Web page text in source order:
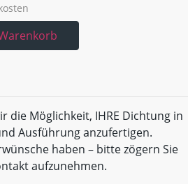
die Möglichkeit, IHRE Dichtung in
Ausführung anzufertigen.
haben – bitte zögern Sie
aufzunehmen.